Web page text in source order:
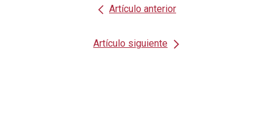
Artículo anterior
Artículo siguiente